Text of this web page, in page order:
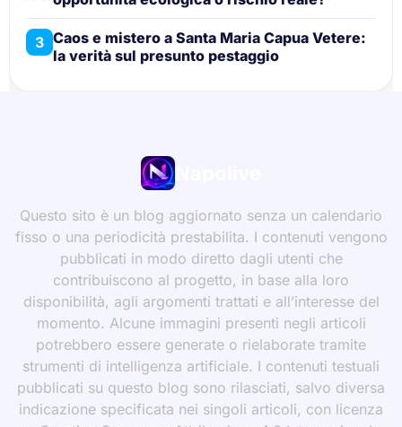
3 Caos e mistero a Santa Maria Capua Vetere:
la verità sul presunto pestaggio
Questo sito è un blog aggiornato senza un calendario
fisso o una periodicità prestabilita. I contenuti vengono
pubblicati in modo diretto dagli utenti che
contribuiscono al progetto, in base alla loro
disponibilità, agli argomenti trattati e all’interesse del
momento. Alcune immagini presenti negli articoli
potrebbero essere generate o rielaborate tramite
strumenti di intelligenza artificiale. I contenuti testuali
pubblicati su questo blog sono rilasciati, salvo diversa
indicazione specificata nei singoli articoli, con licenza